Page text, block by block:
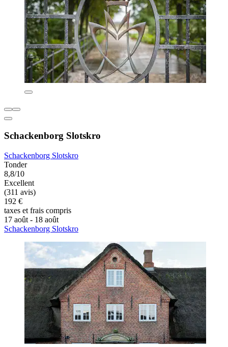
Schackenborg Slotskro
Schackenborg Slotskro
Tonder
8,8/10
Excellent
(311 avis)
192 €
taxes et frais compris
17 août - 18 août
Schackenborg Slotskro